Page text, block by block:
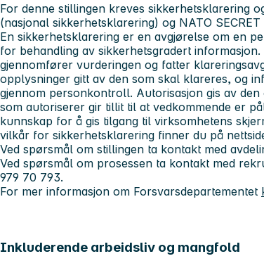
For denne stillingen kreves sikkerhetsklarering
(nasjonal sikkerhetsklarering) og NATO
En sikkerhetsklarering er en avgjørelse om en
for behandling av sikkerhetsgradert
gjennomfører vurderingen og fatter
opplysninger gitt av den som skal klareres, og
gjennom personkontroll. Autorisasjon gis av
som autoriserer gir tillit til at vedkommende er
kunnskap for å gis tilgang til virksomhetens
vilkår for sikkerhetsklarering finner du på
Ved spørsmål om stillingen ta kontakt med
Ved spørsmål om prosessen ta kontakt med
979 70 793.
For mer informasjon om Forsvarsdepartementet
Inkluderende arbeidsliv og mangfold